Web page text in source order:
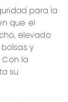
para la
que el
elevado
y
la
su